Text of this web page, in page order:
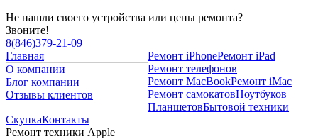
Не нашли своего устройства или цены ремонта?
Звоните!
8(846)379-21-09
Главная
О компании
Блог компании
Отзывы клиентов
Ремонт iPhoneРемонт iPad
Ремонт телефонов
Ремонт MacBookРемонт iMac
Ремонт самокатовНоутбуков
ПланшетовБытовой техники
СкупкаКонтакты
Ремонт техники Apple